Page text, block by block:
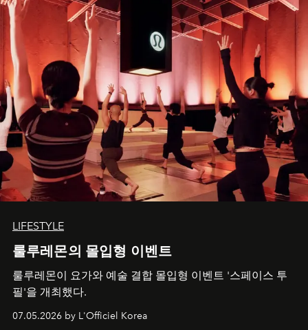
LIFESTYLE
룰루레몬의 몰입형 이벤트
룰루레몬이 요가와 예술 결합 몰입형 이벤트 '스페이스 투
필'을 개최했다.
07.05.2026 by L'Officiel Korea